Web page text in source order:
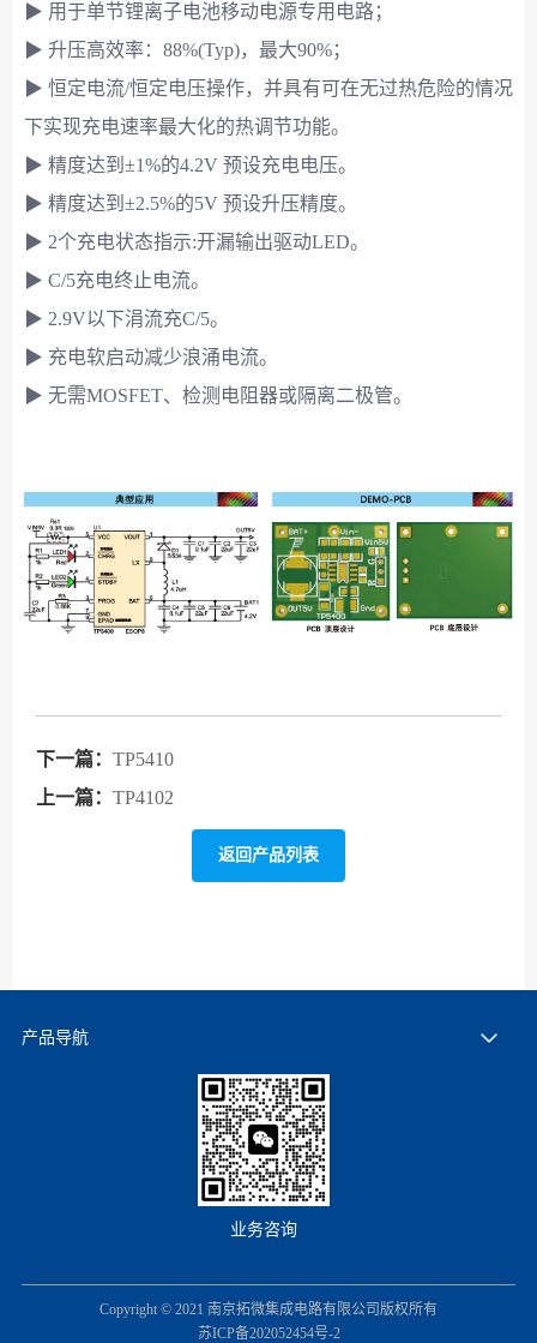
▶ 用于单节锂离子电池移动电源专用电路；
▶ 升压高效率：88%(Typ)，最大90%；
▶ 恒定电流/恒定电压操作，并具有可在无过热危险的情况
下实现充电速率最大化的热调节功能。
▶ 精度达到±1%的4.2V 预设充电电压。
▶ 精度达到±2.5%的5V 预设升压精度。
▶ 2个充电状态指示:开漏输出驱动LED。
▶ C/5充电终止电流。
▶ 2.9V以下涓流充C/5。
▶ 充电软启动减少浪涌电流。
▶ 无需MOSFET、检测电阻器或隔离二极管。
下一篇： TP5410
上一篇： TP4102
返回产品列表
产品导航
业务咨询
Copyright © 2021 南京拓微集成电路有限公司版权所有
苏ICP备202052454号-2